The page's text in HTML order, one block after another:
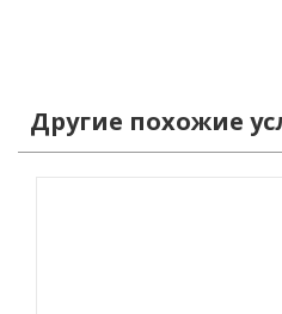
Другие похожие